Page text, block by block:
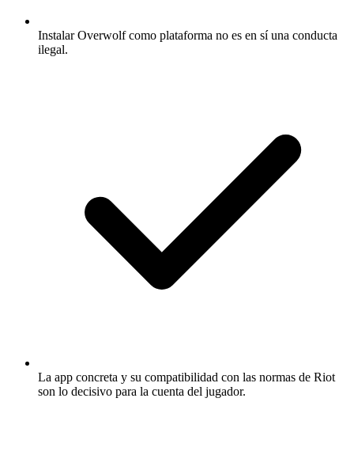
Instalar Overwolf como plataforma no es en sí una conducta
ilegal.
La app concreta y su compatibilidad con las normas de Riot
son lo decisivo para la cuenta del jugador.